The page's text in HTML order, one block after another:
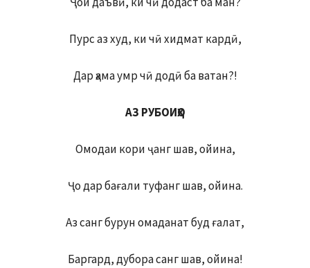
Пурс аз худ, ки чӣ хидмат кардӣ,
Дар ҳама умр чӣ додӣ ба ватан?!
АЗ РУБОИҲО
Омодаи кори ҷанг шав, ойина,
Ҷо дар бағали туфанг шав, ойина.
Аз санг бурун омаданат буд ғалат,
Баргард, дубора санг шав, ойина!